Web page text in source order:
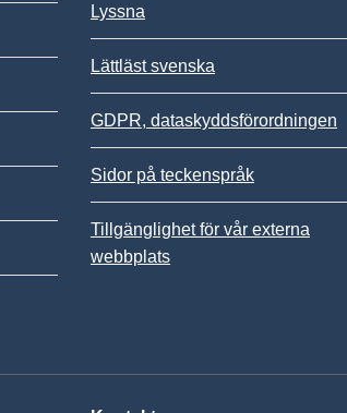
Lyssna
Lättläst svenska
GDPR, dataskyddsförordningen
Sidor på teckenspråk
Tillgänglighet för vår externa
webbplats